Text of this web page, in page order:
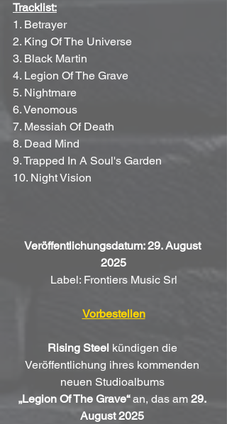
Tracklist:
1. Betrayer
2. King Of The Universe
3. Black Martin
4. Legion Of The Grave
5. Nightmare
6. Venomous
7. Messiah Of Death
8. Dead Mind
9. Trapped In A Soul's Garden
10. Night Vision
Veröffentlichungsdatum: 29. August
2025
Label: Frontiers Music Srl
Vorbestellen
Rising Steel kündigen die
Veröffentlichung ihres kommenden
neuen Studioalbums
„Legion Of The Grave“ an, das am 29.
August 2025